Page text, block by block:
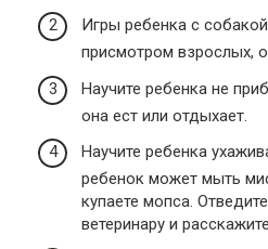
Игры ребенка с
присмотром взрослых,
Научите ребенка не
она ест или отдыхает.
Научите ребенка
ребенок может мыть
купаете мопса.
ветеринару и